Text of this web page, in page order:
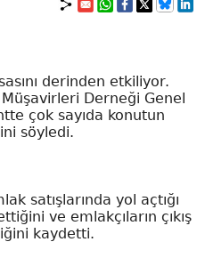
derinden etkiliyor.
Derneği Genel
çok sayıda konutun
söyledi.
satışlarında yol açtığı
ve emlakçıların çıkış
kaydetti.